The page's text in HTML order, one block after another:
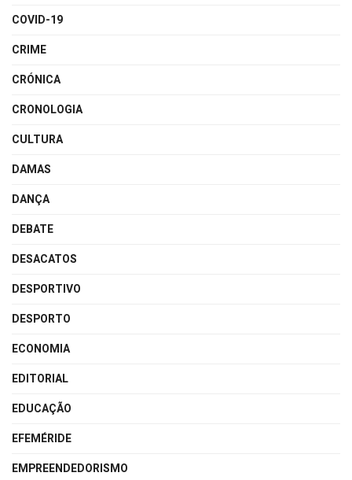
COVID-19
CRIME
CRÓNICA
CRONOLOGIA
CULTURA
DAMAS
DANÇA
DEBATE
DESACATOS
DESPORTIVO
DESPORTO
ECONOMIA
EDITORIAL
EDUCAÇÃO
EFEMÉRIDE
EMPREENDEDORISMO